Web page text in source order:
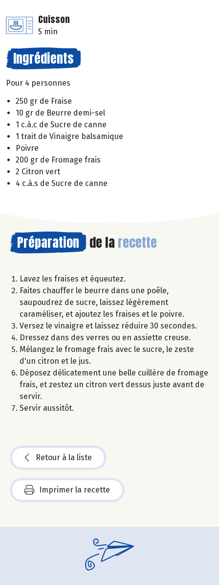
Cuisson
5 min
Ingrédients
Pour 4 personnes
250 gr de Fraise
10 gr de Beurre demi-sel
1 c.à.c de Sucre de canne
1 trait de Vinaigre balsamique
Poivre
200 gr de Fromage frais
2 Citron vert
4 c.à.s de Sucre de canne
Préparation de la recette
Lavez les fraises et équeutez.
Faites chauffer le beurre dans une poêle,
saupoudrez de sucre, laissez légèrement
caraméliser, et ajoutez les fraises et le poivre.
Versez le vinaigre et laissez réduire 30 secondes.
Dressez dans des verres ou en assiette creuse.
Mélangez le fromage frais avec le sucre, le zeste
d'un citron et le jus.
Déposez délicatement une belle cuillère de fromage
frais, et zestez un citron vert dessus juste avant de
servir.
Servir aussitôt.
Retour à la liste
Imprimer la recette